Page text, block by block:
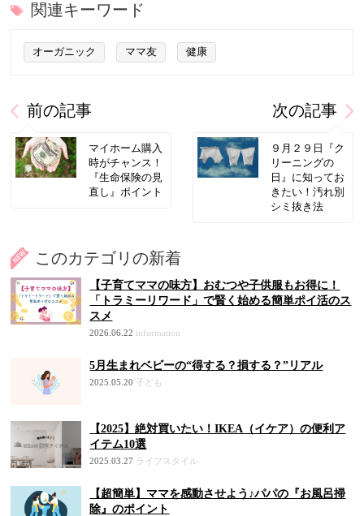
関連キーワード
オーガニック ママ友 健康
前の記事
マイホーム購入
時がチャンス！
『生命保険の見
直し』ポイント
次の記事
９月２９日『ク
リーニングの
日』に知ってお
きたい！汚れ別
シミ抜き法
このカテゴリの新着
【子育てママの味方】おむつや子供服もお得に！
「トラミーリワード」で賢く始める簡単ポイ活のス
スメ
2026.06.22 information
5月生まれベビーの“得する？損する？”リアル
2025.05.20 子ども
【2025】絶対買いたい！IKEA（イケア）の便利ア
イテム10選
2025.03.27 ライフスタイル
【超簡単】ママを感動させよう♪パパの『お風呂掃
除』のポイント